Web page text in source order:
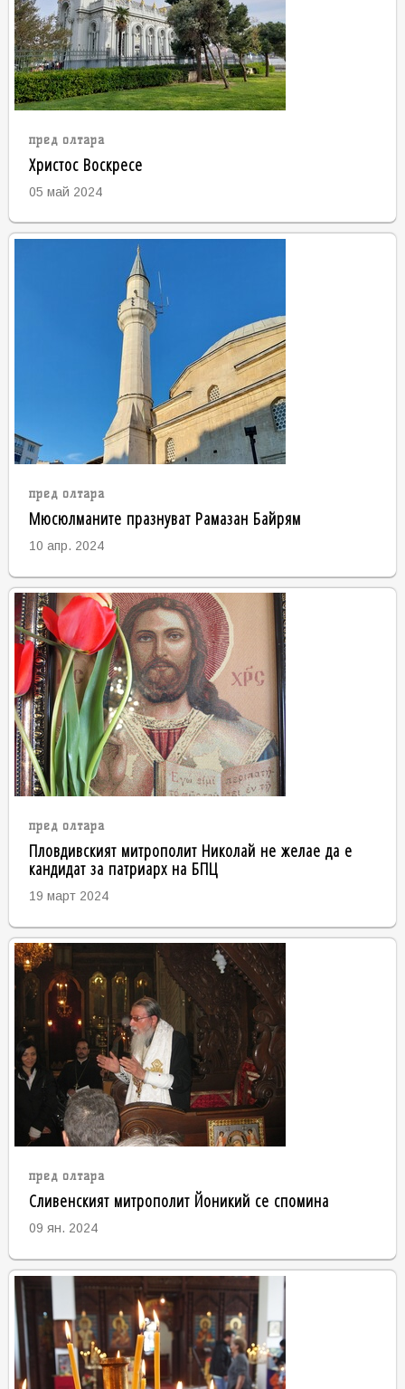
пред олтара
Христос Воскресе
05 май 2024
пред олтара
Мюсюлманите празнуват Рамазан Байрям
10 апр. 2024
пред олтара
Пловдивският митрополит Николай не желае да е
кандидат за патриарх на БПЦ
19 март 2024
пред олтара
Сливенският митрополит Йоникий се спомина
09 ян. 2024